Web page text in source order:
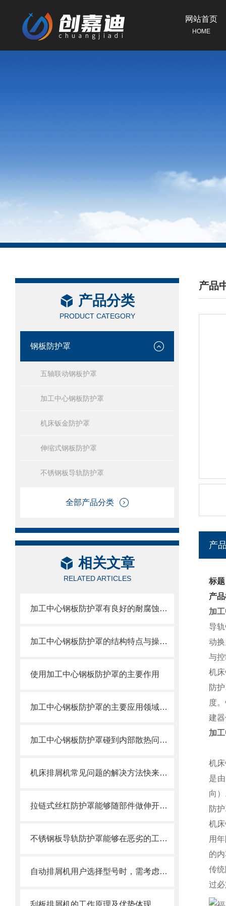
网站首页
HOME
产品分类
PRODUCT CATEGORY
钢板防护罩
五轴联动钢板护罩
加工中心钢板防护罩
机床钣金防护罩
伸缩式钢板防护罩
不锈钢板导轨防护罩
全部产品分类
相关文章
RELATED ARTICLES
加工中心钢板防护罩有良好的耐腐蚀性，能在各种环境下长时间使用
加工中心钢板防护罩的结构特点与操作维护方式
使用加工中心钢板防护罩的主要作用
加工中心钢板防护罩的主要应用领域和产品的主要特性
加工中心钢板防护罩碰到内部散热问题改怎么办？这篇文章告诉你
机床排屑机常见问题的解决方法快来看看吧！
拉链式丝杠防护罩能够随部件做伸开或压缩运动
不锈钢板导轨防护罩能够在恶劣的工作环境中长期使用
自动排屑机用户选择型号时，需考虑哪些事项？
刮板排屑机的工作原理及优势体现
产品
/
产
标
产
加
导
动
与
机
防
度
建
加
机
是
向
防
机
用
的
传
过